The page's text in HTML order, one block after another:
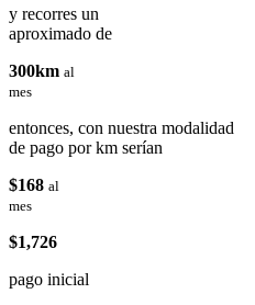
y recorres un
aproximado de
300km al
mes
entonces, con nuestra modalidad
de pago por km serían
$168 al
mes
$1,726
pago inicial